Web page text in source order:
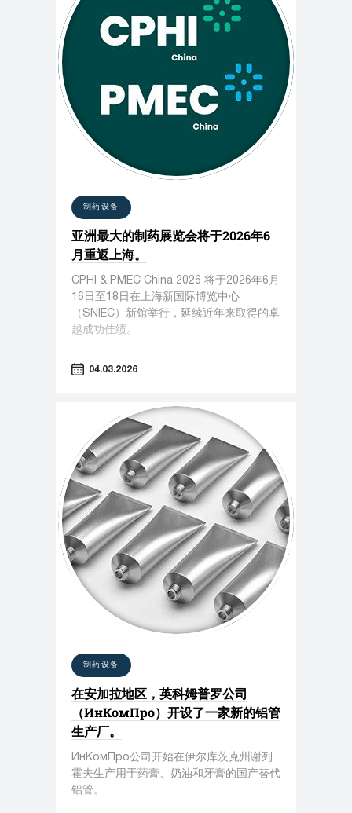
制药设备
亚洲最大的制药展览会将于2026年6
月重返上海。
CPHI & PMEC China 2026 将于2026年6月
16日至18日在上海新国际博览中心
（SNIEC）新馆举行，延续近年来取得的卓
越成功佳绩。
04.03.2026
制药设备
在安加拉地区，英科姆普罗公司
（ИнКомПро）开设了一家新的铝管
生产厂。
ИнКомПро公司开始在伊尔库茨克州谢列
霍夫生产用于药膏、奶油和牙膏的国产替代
铝管。